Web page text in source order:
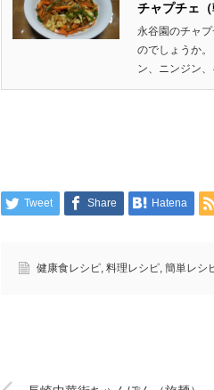
チャプチェ（
永谷園のチャ
のでしょうか
ン、ニンジン
Tweet Share Hatena
健康食レシピ, 料理レシピ, 簡単レシ